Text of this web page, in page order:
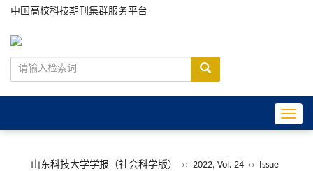
中国高校科技期刊集群服务平台
山东科技大学学报（社会科学版） ›› 2022, Vol. 24 ›› Issue